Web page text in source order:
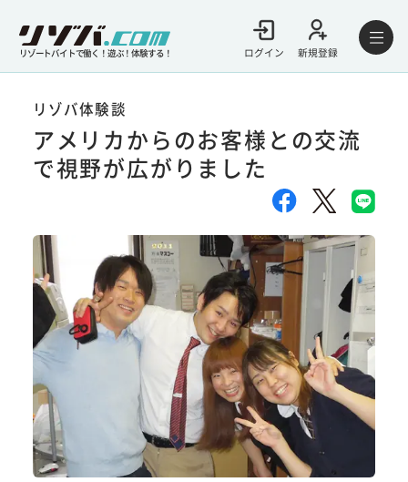
リゾートバイトで働く！遊ぶ！体験する！ ログイン 新規登録
リゾバ体験談
アメリカからのお客様との交流
で視野が広がりました